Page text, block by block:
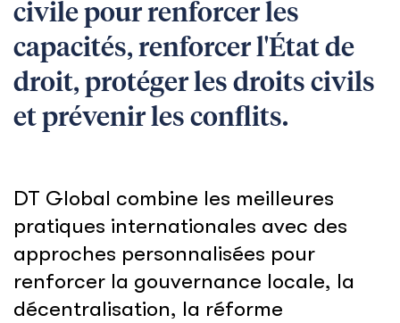
civile pour renforcer les
capacités, renforcer l'État de
droit, protéger les droits civils
et prévenir les conflits.
DT Global combine les meilleures
pratiques internationales avec des
approches personnalisées pour
renforcer la gouvernance locale, la
décentralisation, la réforme